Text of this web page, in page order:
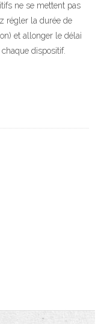
ne se mettent pas
régler la durée de
et allonger le délai
dispositif.